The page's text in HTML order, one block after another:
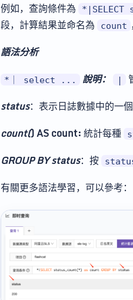
例如，查詢條件為
段，計算結果並命名為 count
語法分析
*｜ select ... 說明： |
status：表示日誌數據中的一個
count() AS count:統計每種
GROUP BY status：按
有關更多語法學習，可以參考：